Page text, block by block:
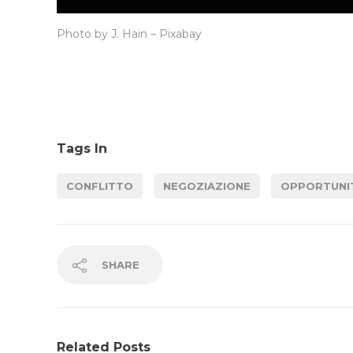
Photo by J. Hain – Pixabay
Tags In
CONFLITTO NEGOZIAZIONE
SHARE
Related Posts